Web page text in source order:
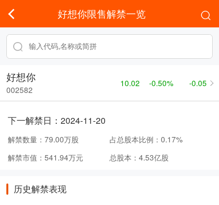
好想你限售解禁一览
好想你
002582
10.02 -0.50% -0.05
下一解禁日： 2024-11-20
解禁数量： 79.00万股 占总股本比例： 0.17%
解禁市值： 541.94万元 总股本： 4.53亿股
历史解禁表现